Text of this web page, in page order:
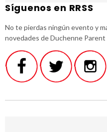
Síguenos en RRSS
No te pierdas ningún evento y
novedades de Duchenne Parent